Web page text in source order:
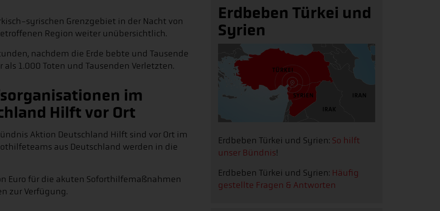
syrischen Grenzgebiet in der Nacht von
Region weiter unübersichtlich.
nachdem die Erde bebte und Tausende
1.000 Toten und Tausenden Verletzten.
im
Hilft vor Ort
Aktion Deutschland Hilft sind vor Ort im
aus Deutschland werden in die
Euro für die akuten Soforthilfemaßnahmen
zur Verfügung.
Erdbeben Türkei und
Syrien
Erdbeben Türkei und Syrien: So hilft
unser Bündnis!
Erdbeben Türkei und Syrien: Häufig
gestellte Fragen & Antworten